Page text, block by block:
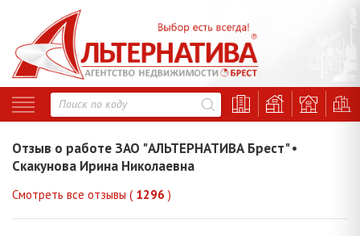
Отзыв о работе ЗАО "АЛЬТЕРНАТИВА Брест" •
Скакунова Ирина Николаевна
Смотреть все отзывы ( 1296 )